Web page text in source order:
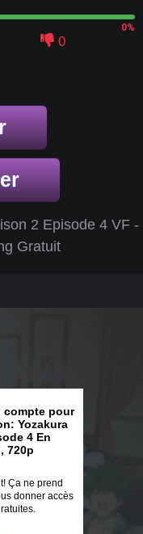
0%
0
2 Episode 4 VF -
Gratuit
compte pour
Yozakura
4 En
720p
Ça ne prend
donner accès